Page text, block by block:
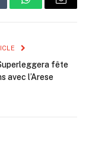
WhatsAppEmail
fête
avec l’Arese